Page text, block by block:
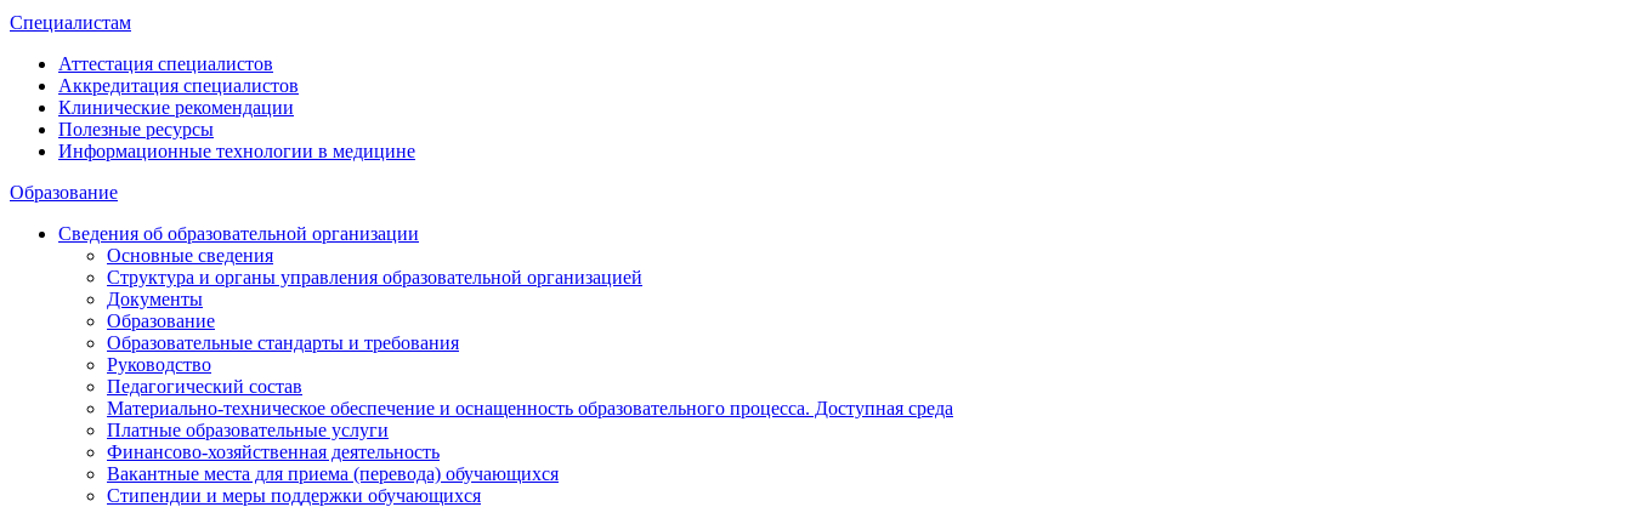
Специалистам
Аттестация специалистов
Аккредитация специалистов
Клинические рекомендации
Полезные ресурсы
Информационные технологии в медицине
Образование
Сведения об образовательной организации
Основные сведения
Структура и органы управления образовательной организацией
Документы
Образование
Образовательные стандарты и требования
Руководство
Педагогический состав
Материально-техническое обеспечение и оснащенность образовательного процесса. Доступная среда
Платные образовательные услуги
Финансово-хозяйственная деятельность
Вакантные места для приема (перевода) обучающихся
Стипендии и меры поддержки обучающихся